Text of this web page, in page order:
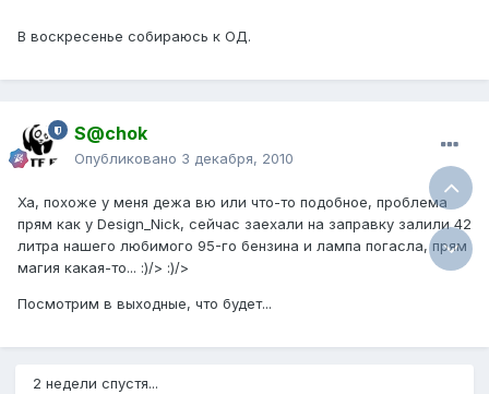
В воскресенье собираюсь к ОД.
S@chok
Опубликовано 3 декабря, 2010
Ха, похоже у меня дежа вю или что-то подобное, проблема
прям как у Design_Nick, сейчас заехали на заправку залили 42
литра нашего любимого 95-го бензина и лампа погасла, прям
магия какая-то... :)/> :)/>
Посмотрим в выходные, что будет...
2 недели спустя...